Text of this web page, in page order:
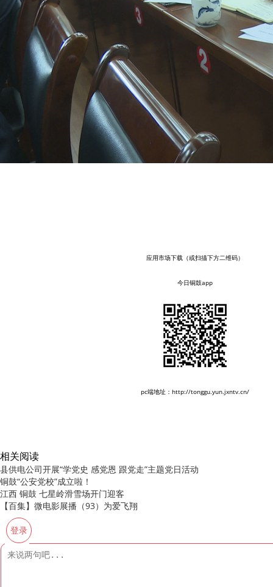
应用市场下载（或扫描下方二维码）
今日铜鼓app
pc端地址：http://tonggu.yun.jxntv.cn/
相关阅读
县供电公司开展“学党史 感党恩 跟党走”主题党日活动
铜鼓“公安党校”成立啦！
江西 铜鼓 七星岭滑雪场开门迎客
【百集】微电影展播（93）为爱飞翔
登录